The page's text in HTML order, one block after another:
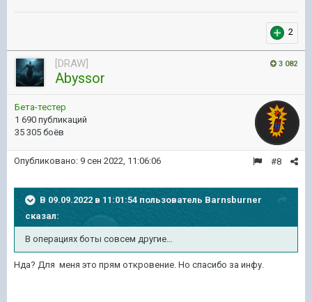
2
3 082
[DRAW]
Abyssor
Бета-тестер
1 690 публикаций
35 305 боёв
#8
Опубликовано: 9 сен 2022, 11:06:06
В 09.09.2022 в 11:01:54 пользователь Barnsburner
сказал:
В операциях боты совсем другие…
Нда? Для меня это прям откровение. Но спасибо за инфу.